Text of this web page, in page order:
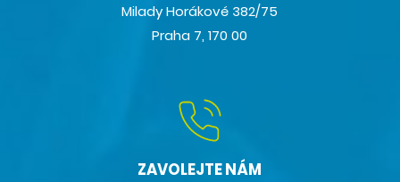
Milady Horákové 382/75
Praha 7, 170 00
ZAVOLEJTE NÁM